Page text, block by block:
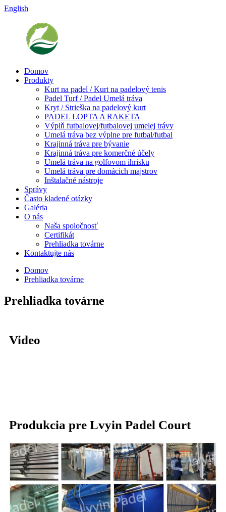
English
Domov
Produkty
Kurt na padel / Kurt na padelový tenis
Padel Turf / Padel Umelá tráva
Kryt / Strieška na padelový kurt
PADEL LOPTA A RAKETA
Výplň futbalovej/futbalovej umelej trávy
Umelá tráva bez výplne pre futbal/futbal
Krajinná tráva pre bývanie
Krajinná tráva pre komerčné účely
Umelá tráva na golfovom ihrisku
Umelá tráva pre domácich majstrov
Inštalačné nástroje
Správy
Často kladené otázky
Galéria
O nás
Naša spoločnosť
Certifikát
Prehliadka továrne
Kontaktujte nás
Domov
Prehliadka továrne
Prehliadka továrne
Video
Produkcia pre Lvyin Padel Court